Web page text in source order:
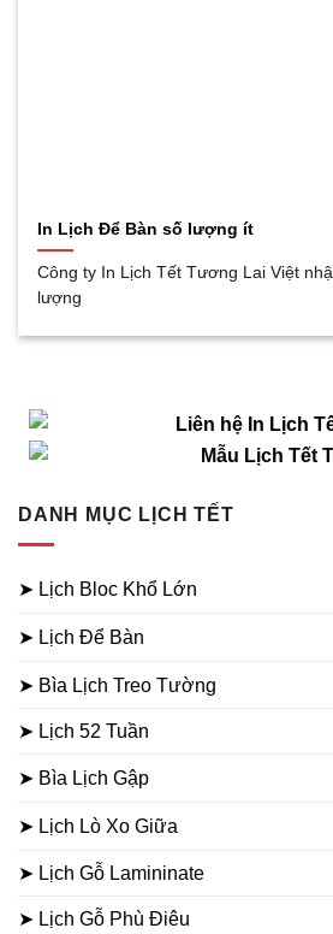
In Lịch Để Bàn số lượng ít
Công ty In Lịch Tết Tương Lai Việt
lượng
DANH MỤC LỊCH TẾT
➤ Lịch Bloc Khổ Lớn
➤ Lịch Để Bàn
➤ Bìa Lịch Treo Tường
➤ Lịch 52 Tuần
➤ Bìa Lịch Gập
➤ Lịch Lò Xo Giữa
➤ Lịch Gỗ Lamininate
➤ Lịch Gỗ Phù Điêu